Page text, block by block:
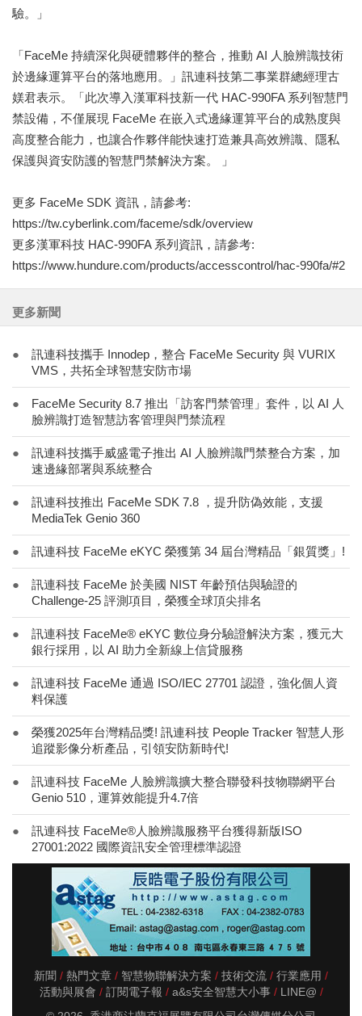
驗。」
「FaceMe 持續深化與硬體夥伴的整合，推動 AI 人臉辨識技術
於邊緣運算平台的落地應用。」訊連科技第二事業群總經理古
媄君表示。「此次導入漢軍科技新一代 HAC-990FA 系列智慧門
禁設備，不僅展現 FaceMe 在嵌入式邊緣運算平台的成熟度與
高度整合能力，也讓合作夥伴能快速打造兼具高效辨識、隱私
保護與資安防護的智慧門禁解決方案。 」
更多 FaceMe SDK 資訊，請參考:
https://tw.cyberlink.com/faceme/sdk/overview
更多漢軍科技 HAC-990FA 系列資訊，請參考:
https://www.hundure.com/products/accesscontrol/hac-990fa/#2
更多新聞
●
訊連科技攜手 Innodep，整合 FaceMe Security 與 VURIX
VMS，共拓全球智慧安防市場
●
FaceMe Security 8.7 推出「訪客門禁管理」套件，以 AI 人
臉辨識打造智慧訪客管理與門禁流程
●
訊連科技攜手威盛電子推出 AI 人臉辨識門禁整合方案，加
速邊緣部署與系統整合
●
訊連科技推出 FaceMe SDK 7.8 ，提升防偽效能，支援
MediaTek Genio 360
● 訊連科技 FaceMe eKYC 榮獲第 34 屆台灣精品「銀質獎」!
●
訊連科技 FaceMe 於美國 NIST 年齡預估與驗證的
Challenge-25 評測項目，榮獲全球頂尖排名
●
訊連科技 FaceMe® eKYC 數位身分驗證解決方案，獲元大
銀行採用，以 AI 助力全新線上信貸服務
●
訊連科技 FaceMe 通過 ISO/IEC 27701 認證，強化個人資
料保護
●
榮獲2025年台灣精品獎! 訊連科技 People Tracker 智慧人形
追蹤影像分析產品，引領安防新時代!
●
訊連科技 FaceMe 人臉辨識擴大整合聯發科技物聯網平台
Genio 510，運算效能提升4.7倍
●
訊連科技 FaceMe®人臉辨識服務平台獲得新版ISO
27001:2022 國際資訊安全管理標準認證
新聞 熱門文章 智慧物聯解決方案 技術交流
行業應用
活動與展會
訂閱電子報 a&s安全智慧大小事
LINE@